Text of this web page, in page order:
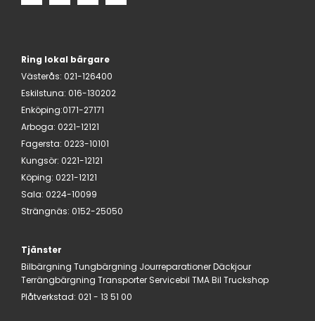
Ring lokal bärgare
Västerås: 021-126400
Eskilstuna: 016-130202
Enköping:0171-27171
Arboga: 0221-12121
Fagersta: 0223-10101
Kungsör: 0221-12121
Köping: 0221-12121
Sala: 0224-10099
Strängnäs: 0152-25050
Tjänster
Bilbärgning Tungbärgning JourreparationerDäckjour
Terrängbärgning Transporter Servicebil TMA Bil Truckshop
Plåtverkstad: 021 - 13 51 00